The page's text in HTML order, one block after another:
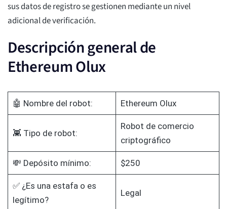
sus datos de registro se gestionen mediante un nivel
adicional de verificación.
Descripción general de
Ethereum Olux
🤖 Nombre del robot: Ethereum Olux
👾 Tipo de robot:
Robot de comercio
criptográfico
💸 Depósito mínimo: $250
✅ ¿Es una estafa o es
legítimo?
Legal